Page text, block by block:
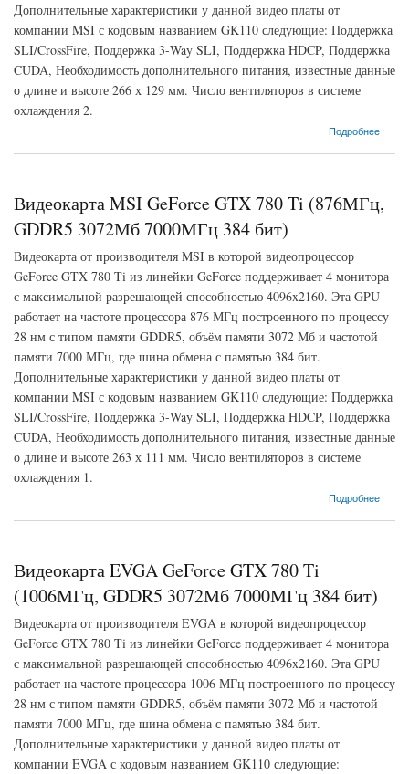
Дополнительные характеристики у данной видео платы от
компании MSI с кодовым названием GK110 следующие: Поддержка
SLI/CrossFire, Поддержка 3-Way SLI, Поддержка HDCP, Поддержка
CUDA, Необходимость дополнительного питания, известные данные
о длине и высоте 266 х 129 мм. Число вентиляторов в системе
охлаждения 2.
Подробнее
о Видеокарта MSI GeForce GTX 780 Ti (980МГц, GDDR5 3072Мб 7000МГц 384 бит)
Видеокарта MSI GeForce GTX 780 Ti (876МГц,
GDDR5 3072Мб 7000МГц 384 бит)
Видеокарта от производителя MSI в которой видеопроцессор
GeForce GTX 780 Ti из линейки GeForce поддерживает 4 монитора
с максимальной разрешающей способностью 4096x2160. Эта GPU
работает на частоте процессора 876 МГц построенного по процессу
28 нм с типом памяти GDDR5, объём памяти 3072 Мб и частотой
памяти 7000 МГц, где шина обмена с памятью 384 бит.
Дополнительные характеристики у данной видео платы от
компании MSI с кодовым названием GK110 следующие: Поддержка
SLI/CrossFire, Поддержка 3-Way SLI, Поддержка HDCP, Поддержка
CUDA, Необходимость дополнительного питания, известные данные
о длине и высоте 263 х 111 мм. Число вентиляторов в системе
охлаждения 1.
Подробнее
о Видеокарта MSI GeForce GTX 780 Ti (876МГц, GDDR5 3072Мб 7000МГц 384 бит)
Видеокарта EVGA GeForce GTX 780 Ti
(1006МГц, GDDR5 3072Мб 7000МГц 384 бит)
Видеокарта от производителя EVGA в которой видеопроцессор
GeForce GTX 780 Ti из линейки GeForce поддерживает 4 монитора
с максимальной разрешающей способностью 4096x2160. Эта GPU
работает на частоте процессора 1006 МГц построенного по процессу
28 нм с типом памяти GDDR5, объём памяти 3072 Мб и частотой
памяти 7000 МГц, где шина обмена с памятью 384 бит.
Дополнительные характеристики у данной видео платы от
компании EVGA с кодовым названием GK110 следующие: